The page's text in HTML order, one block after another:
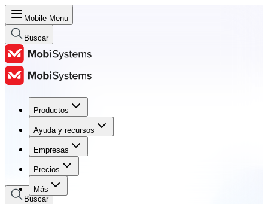
Mobile Menu
Buscar
Productos
Ayuda y recursos
Empresas
Precios
Más
Productos
Ayuda y recursos
Empresas
Precios
Buscar